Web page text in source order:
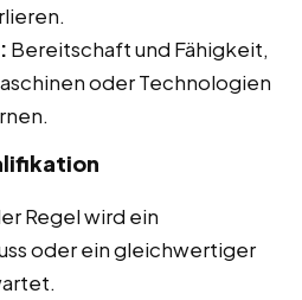
Bereitschaft und Fähigkeit,
oder Technologien
Regel wird ein
oder ein gleichwertiger